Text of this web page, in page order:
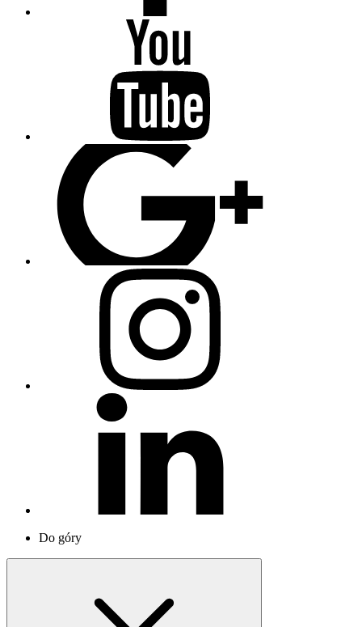
Do góry